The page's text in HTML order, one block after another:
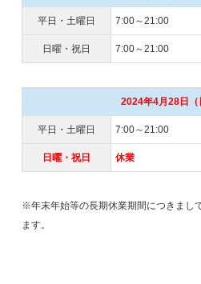
平日・土曜日 7:00～21:00
日曜・祝日 7:00～21:00
2024年4月28日（
平日・土曜日 7:00～21:00
日曜・祝日 休業
※年末年始等の長期休業期間につきまし
ます。